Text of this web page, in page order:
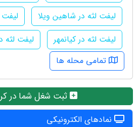
لیفت لثه در شاهین ویلا
لیفت لثه در کیانمهر
لیفت لثه
تمامی محله ها
ثبت شغل شما در
نمادهای الکترونیکی